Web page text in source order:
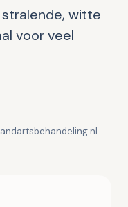
witte
voor veel